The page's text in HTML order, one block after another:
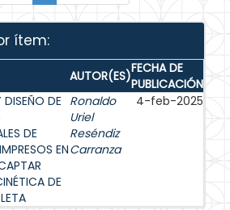
ítem:
AUTOR(ES)FECHA DE
PUBLICACIÓN
DISEÑO DE
DE
EN
DE
Ronaldo
Uriel
Reséndiz
Carranza
4-feb-2025